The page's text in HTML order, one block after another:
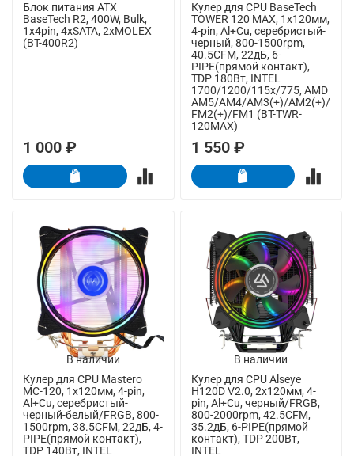
Блок питания ATX
BaseTech R2, 400W, Bulk,
1x4pin, 4xSATA, 2xMOLEX
(BT-400R2)
1 000 ₽
Кулер для CPU BaseTech
TOWER 120 MAX, 1х120мм,
4-pin, Al+Cu, серебристый-
черный, 800-1500rpm,
40.5CFM, 22дБ, 6-
PIPE(прямой контакт),
TDP 180Вт, INTEL
1700/1200/115x/775, AMD
AM5/AM4/AM3(+)/AM2(+)/
FM2(+)/FM1 (BT-TWR-
120MAX)
1 550 ₽
В наличии
Кулер для CPU Mastero
MC-120, 1х120мм, 4-pin,
Al+Cu, серебристый-
черный-белый/FRGB, 800-
1500rpm, 38.5CFM, 22дБ, 4-
PIPE(прямой контакт),
TDP 140Вт, INTEL
В наличии
Кулер для CPU Alseye
H120D V2.0, 2х120мм, 4-
pin, Al+Cu, черный/FRGB,
800-2000rpm, 42.5CFM,
35.2дБ, 6-PIPE(прямой
контакт), TDP 200Вт,
INTEL